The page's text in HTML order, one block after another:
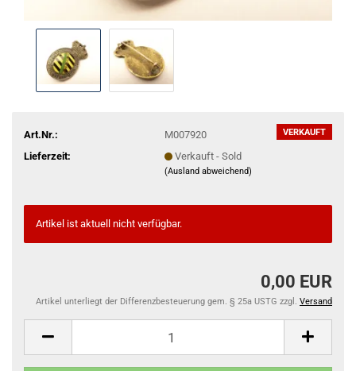
VERKAUFT
Art.Nr.:
M007920
Lieferzeit:
Verkauft - Sold
(Ausland abweichend)
Artikel ist aktuell nicht verfügbar.
0,00 EUR
Artikel unterliegt der Differenzbesteuerung gem. § 25a USTG zzgl. Versand